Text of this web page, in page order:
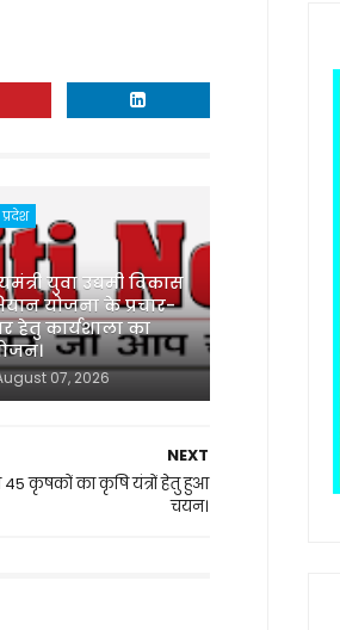
प्रदेश
युवा उद्यमी विकास
योजना के प्रचार-
हेतु कार्यशाला का
07, 2026
NEXT
कृषकों का कृषि यंत्रों हेतु हुआ
चयन।